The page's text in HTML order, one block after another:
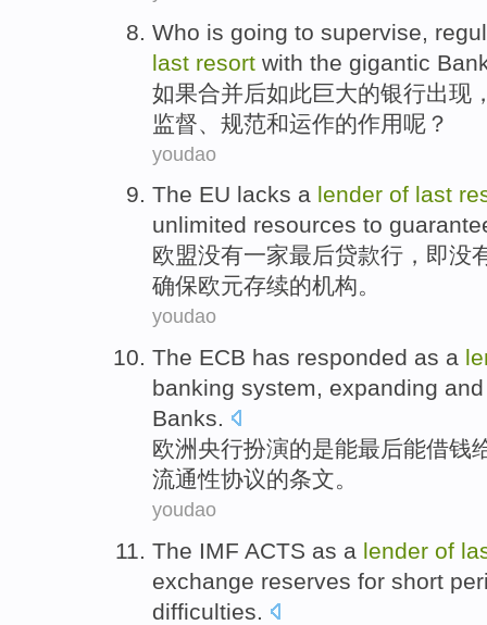
Who is going to supervise
last resort with the gigantic
如果合并后如此巨大的银行出现
监督
规范和运作的作用呢？
youdao
The EU lacks a lender of last
unlimited resources to
欧盟没有一家最后贷款行 ，即没
确保欧元存续的机构。
youdao
The ECB has responded as a
banking system, expanding
Banks.
欧洲 央行扮演的是能最后能借钱
流通性协议的条文。
youdao
The IMF ACTS as a lender of
exchange reserves for short
difficulties.